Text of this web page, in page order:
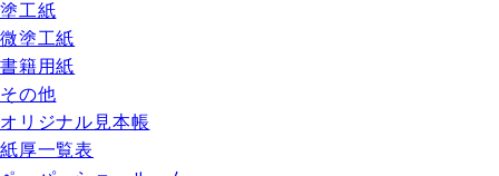
塗工紙
微塗工紙
書籍用紙
その他
オリジナル見本帳
紙厚一覧表